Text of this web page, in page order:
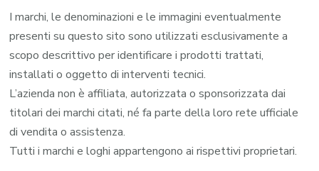
I marchi, le denominazioni e le immagini eventualmente
presenti su questo sito sono utilizzati esclusivamente a
scopo descrittivo per identificare i prodotti trattati,
installati o oggetto di interventi tecnici.
L’azienda non è affiliata, autorizzata o sponsorizzata dai
titolari dei marchi citati, né fa parte della loro rete ufficiale
di vendita o assistenza.
Tutti i marchi e loghi appartengono ai rispettivi proprietari.